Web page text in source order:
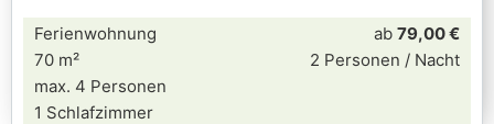
Ferienwohnung
70 m²
max. 4 Personen
1 Schlafzimmer
ab 79,00 €
2 Personen / Nacht